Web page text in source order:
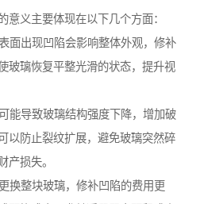
意义主要体现在以下几个方面：
面出现凹陷会影响整体外观，修补
玻璃恢复平整光滑的状态，提升视
能导致玻璃结构强度下降，增加破
以防止裂纹扩展，避免玻璃突然碎
产损失。
换整块玻璃，修补凹陷的费用更